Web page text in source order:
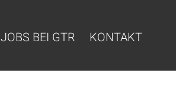
JOBS BEI GTR KONTAKT